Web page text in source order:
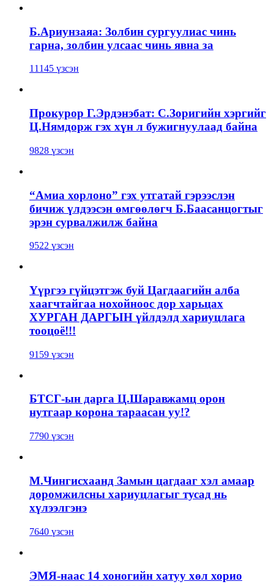
Б.Ариунзаяа: Золбин сургуулиас чинь
гарна, золбин улсаас чинь явна за
11145 үзсэн
Прокурор Г.Эрдэнэбат: С.Зоригийн хэргийг
Ц.Нямдорж гэх хүн л бужигнуулаад байна
9828 үзсэн
“Амиа хорлоно” гэх утгатай гэрээслэн
бичиж үлдээсэн өмгөөлөгч Б.Баасанцогтыг
эрэн сурвалжилж байна
9522 үзсэн
Үүргээ гүйцэтгэж буй Цагдаагийн алба
хаагчтайгаа нохойноос дор харьцах
ХУРГАН ДАРГЫН үйлдэлд хариуцлага
тооцоё!!!
9159 үзсэн
БТСГ-ын дарга Ц.Шаравжамц орон
нутгаар корона тараасан уу!?
7790 үзсэн
М.Чингисхаанд Замын цагдааг хэл амаар
доромжилсны хариуцлагыг тусад нь
хүлээлгэнэ
7640 үзсэн
ЭМЯ-наас 14 хоногийн хатуу хөл хорио